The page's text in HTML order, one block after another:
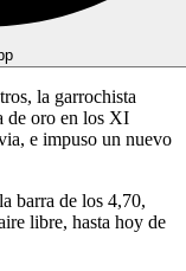
la garrochista
de oro en los XI
e impuso un nuevo
barra de los 4,70,
libre, hasta hoy de